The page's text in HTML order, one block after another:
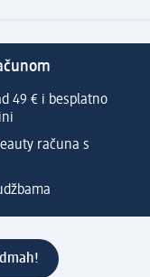
49 € i besplatno
računa s